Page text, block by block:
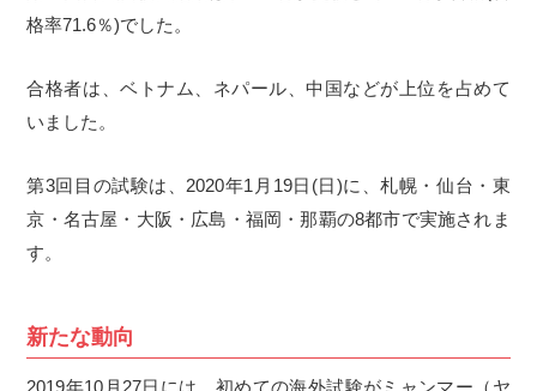
格率71.6％)でした。
合格者は、ベトナム、ネパール、中国などが上位を占めて
いました。
第3回目の試験は、2020年1月19日(日)に、札幌・仙台・東
京・名古屋・大阪・広島・福岡・那覇の8都市で実施されま
す。
新たな動向
2019年10月27日には、初めての海外試験がミャンマー（ヤ